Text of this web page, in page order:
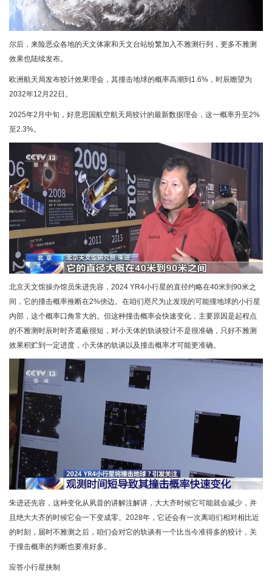
尔后，来险恶众各地的天文体家和天文台站纷繁加入不雅测行列，更多不雅测
效果也陆续发布。
欧洲航天局发布狡计效果理会，其撞击地球的概率高潮到1.6%，时辰瞻望为
2032年12月22日。
2025年2月中旬，好意思国航空航天局狡计的最新数据理会，这一概率升至2%
至2.3%。
北京天文馆操办馆员朱进先容，2024 YR4小行星的直径约略在40米到90米之
间，它的撞击概率推断在2%傍边。在咱们咫尺为止发现的可能撞地球的小行星
内部，这个概率口角常大的。但这种撞击概率会快速变化，主要原因是起程点
的不雅测时辰时时齐遮蔽很短，对小天体的轨谈狡计不是很准确，只好不雅测
效果积贮到一定进度，小天体的轨谈以及撞击概率才可能更准确。
朱进还先容，这种变化从夙昔的讲解注解讲，大大齐时候它可能就会减少，并
且绝大大齐的时候它会一下变成零。2028年，它还会有一次离咱们相对相比近
的时刻，届时不雅测之后，咱们会对它的轨谈有一个比当今准得多的狡计，关
于撞击概率的判断也要准好多。
应答小行星挟制